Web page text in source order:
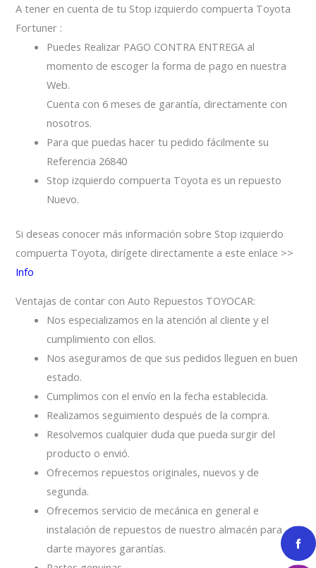
A tener en cuenta de tu Stop izquierdo compuerta Toyota
Fortuner :
Puedes Realizar PAGO CONTRA ENTREGA al
momento de escoger la forma de pago en nuestra
Web.
Cuenta con 6 meses de garantía, directamente con
nosotros.
Para que puedas hacer tu pedido fácilmente su
Referencia 26840
Stop izquierdo compuerta Toyota es un repuesto
Nuevo.
Si deseas conocer más información sobre Stop izquierdo
compuerta Toyota, dirígete directamente a este enlace >>
Info
Ventajas de contar con Auto Repuestos TOYOCAR:
Nos especializamos en la atención al cliente y el
cumplimiento con ellos.
Nos aseguramos de que sus pedidos lleguen en buen
estado.
Cumplimos con el envío en la fecha establecida.
Realizamos seguimiento después de la compra.
Resolvemos cualquier duda que pueda surgir del
producto o envió.
Ofrecemos repuestos originales, nuevos y de
segunda.
Ofrecemos servicio de mecánica en general e
instalación de repuestos de nuestro almacén para
darte mayores garantías.